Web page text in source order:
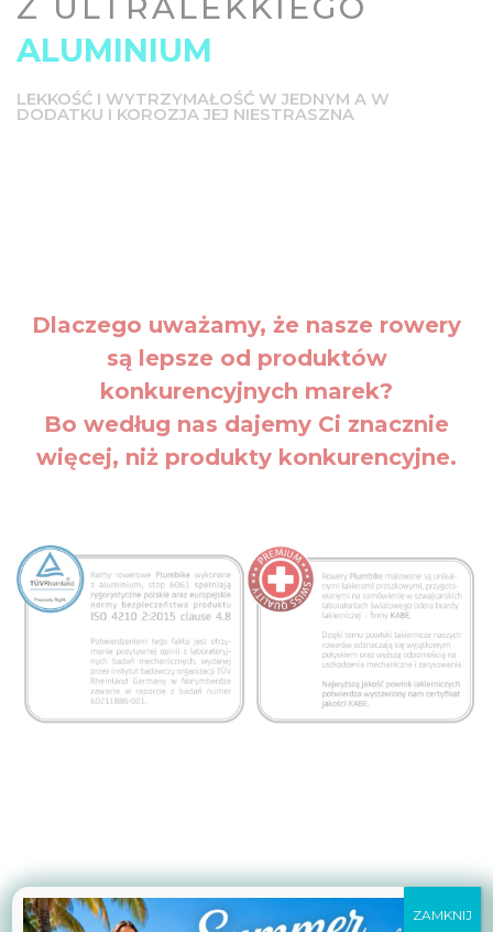
ALUMINIUM
LEKKOŚĆ I WYTRZYMAŁOŚĆ W JEDNYM A W
DODATKU I KOROZJA JEJ NIESTRASZNA
Dlaczego uważamy, że nasze rowery
są lepsze od produktów
konkurencyjnych marek?
Bo według nas dajemy Ci znacznie
więcej, niż produkty konkurencyjne.
Wszystkie rowery zbudowane są na najnowszych ramach
zaprojektowanych przez polskich inżynierów, ze szczególnym
ZAMKNIJ